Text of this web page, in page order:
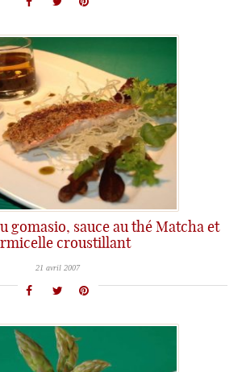
gomasio, sauce au thé Matcha et
croustillant
21 avril 2007